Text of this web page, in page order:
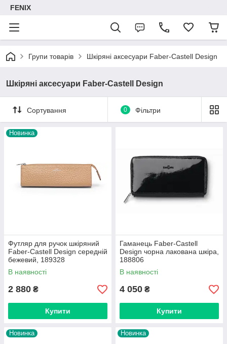
FENIX
Групи товарів Шкіряні аксесуари Faber-Castell Design
Шкіряні аксесуари Faber-Castell Design
Сортування 0 Фільтри
Новинка
Футляр для ручок шкіряний
Faber-Castell Design середній
бежевий, 189328
В наявності
2 880 ₴
Купити
Гаманець Faber-Castell
Design чорна лакована шкіра,
188806
В наявності
4 050 ₴
Купити
Новинка Новинка